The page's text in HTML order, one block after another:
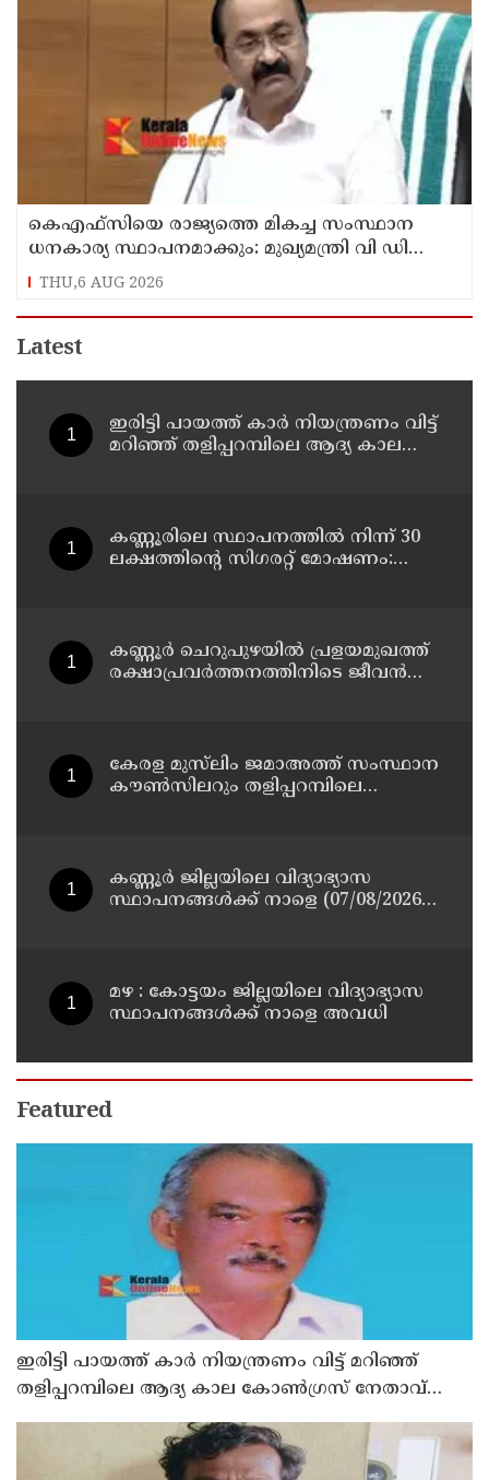
കെഎഫ്‌സിയെ രാജ്യത്തെ മികച്ച സംസ്ഥാന
ധനകാര്യ സ്ഥാപനമാക്കും: മുഖ്യമന്ത്രി വി ഡി
സതീശൻ
THU,6 AUG 2026
Latest
ഇരിട്ടി പായത്ത് കാർ നിയന്ത്രണം വിട്ട്
മറിഞ്ഞ് തളിപ്പറമ്പിലെ ആദ്യ കാല
കണ്ണൂരിലെ സ്ഥാപനത്തിൽ നിന്ന് 30
ലക്ഷത്തിന്റെ സിഗരറ്റ് മോഷണം:
കണ്ണൂർ ചെറുപുഴയിൽ പ്രളയമുഖത്ത്
രക്ഷാപ്രവർത്തനത്തിനിടെ ജീവൻ
കേരള മുസ്‌ലിം ജമാഅത്ത് സംസ്ഥാന
കൗൺസിലറും തളിപ്പറമ്പിലെ
കണ്ണൂർ ജില്ലയിലെ വിദ്യാഭ്യാസ
സ്ഥാപനങ്ങള്‍ക്ക് നാളെ (07/08/2026),
മഴ : കോട്ടയം ജില്ലയിലെ വിദ്യാഭ്യാസ
സ്ഥാപനങ്ങൾക്ക് നാളെ അവധി
Featured
ഇരിട്ടി പായത്ത് കാർ നിയന്ത്രണം വിട്ട് മറിഞ്ഞ്
തളിപ്പറമ്പിലെ ആദ്യ കാല കോണ്‍ഗ്രസ് നേതാവ്
മരിച്ചു